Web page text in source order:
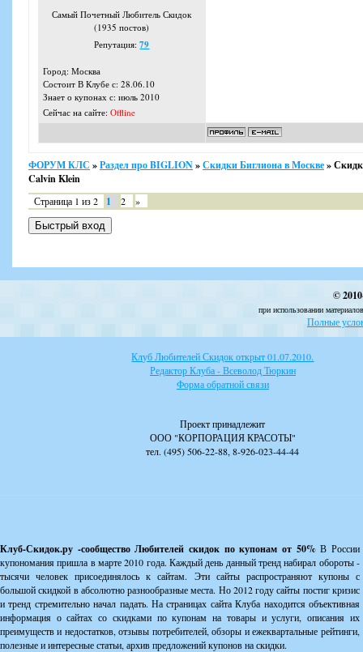
Самый Почетный Любитель Скидок
(1935 постов)
Репутация:79
Город: Москва
Состоит В Клубе с: 28.06.10
Знает о купонах с: июль 2010
Сейчас на сайте: Offline
ФОРУМ КЛС »Раздел про BIGLION»Скидки Биглиона в Москве»
Calvin Klein
Страница 1 из2 1 2 »
©
при использовании
Полные
Клуб Любителей Скидок открыт 01.07.2010.
Редактор Клуба - Всеволод Тюркин
Форма обратной связи
Проект принадлежит
ООО "КОРПОРАЦИЯ КРАСОТЫ"
тел. (495) 506-22-88, 8-926-023-44-44
Клуб-Скидок.ру -сообщество Любителей скидок по купонам от 50%В России
купономания пришла в марте 2010 года. Каждый день данный тренд набирал обороты -
тысячи человек присоединялось к сайтам. Эти сайты распространяют купоны с
большой скидкой в абсолютно разнообразные места. Но 2012 году сайты постиг кризис
и тренд стремительно начал падать. На страницах сайта Клуба находится объективная
информация о сайтах со скидками по купонам на товары и услуги, описания их
преимуществ и недостатков, отзывы потребителей, обзоры и ежеквартальные рейтинги,
полезные и интересные статьи, архив предложений купонов на скидки.